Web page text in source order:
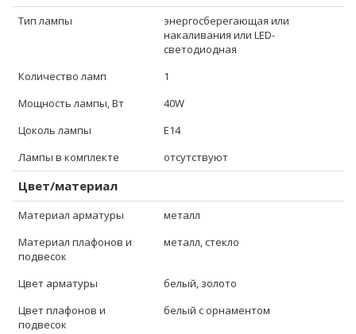
Тип лампы
энергосберегающая или
накаливания или LED-
светодиодная
Количество ламп
1
Мощность лампы, Вт
40W
Цоколь лампы
E14
Лампы в комплекте
отсутствуют
Цвет/материал
Материал арматуры
металл
Материал плафонов и
подвесок
металл, стекло
Цвет арматуры
белый, золото
Цвет плафонов и
подвесок
белый с орнаментом